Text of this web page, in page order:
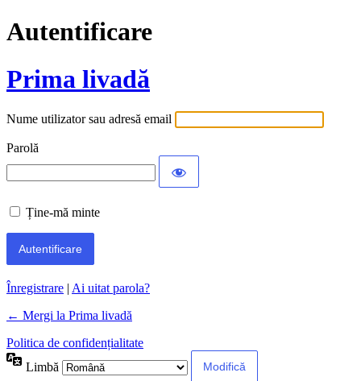
Autentificare
Prima livadă
Nume utilizator sau adresă email
Parolă
Ține-mă minte
Înregistrare | Ai uitat parola?
← Mergi la Prima livadă
Politica de confidențialitate
Limbă